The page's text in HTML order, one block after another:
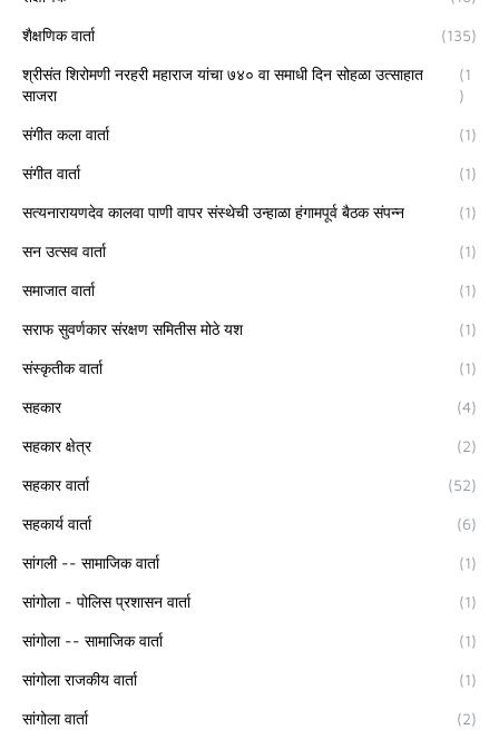
शैक्षणिक वार्ता (135)
श्रीसंत शिरोमणी नरहरी महाराज यांचा ७४० वा समाधी दिन सोहळा उत्साहात
साजरा
(1
)
संगीत कला वार्ता (1)
संगीत वार्ता (1)
सत्यनारायणदेव कालवा पाणी वापर संस्थेची उन्हाळा हंगामपूर्व बैठक संपन्न (1)
सन उत्सव वार्ता (1)
समाजात वार्ता (1)
सराफ सुवर्णकार संरक्षण समितीस मोठे यश (1)
संस्कृतीक वार्ता (1)
सहकार (4)
सहकार क्षेत्र (2)
सहकार वार्ता (52)
सहकार्य वार्ता (6)
सांगली -- सामाजिक वार्ता (1)
सांगोला - पोलिस प्रशासन वार्ता (1)
सांगोला -- सामाजिक वार्ता (1)
सांगोला राजकीय वार्ता (1)
सांगोला वार्ता (2)